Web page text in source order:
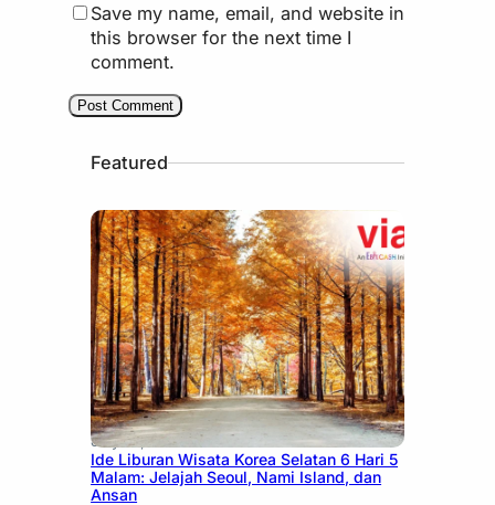
Save my name, email, and website in
this browser for the next time I
comment.
Featured
July 15, 2026
Ide Liburan Wisata Korea Selatan 6 Hari 5
Malam: Jelajah Seoul, Nami Island, dan
Ansan